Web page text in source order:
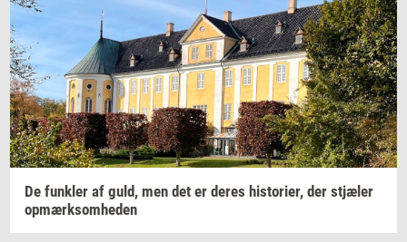
De funk­ler af guld, men det er deres hi­sto­ri­er, der stjæ­ler
op­mærk­som­he­den